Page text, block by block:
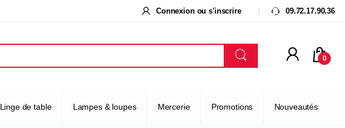
Connexion ou s'inscrire 09.72.17.90.36
0
Linge de table Lampes & loupes Mercerie Promotions Nouveautés